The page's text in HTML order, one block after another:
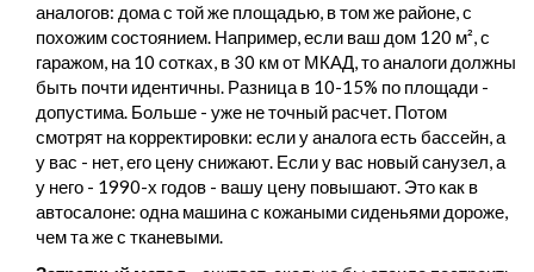
аналогов: дома с той же площадью, в том же районе, с
похожим состоянием. Например, если ваш дом 120 м², с
гаражом, на 10 сотках, в 30 км от МКАД, то аналоги должны
быть почти идентичны. Разница в 10-15% по площади -
допустима. Больше - уже не точный расчет. Потом
смотрят на корректировки: если у аналога есть бассейн, а
у вас - нет, его цену снижают. Если у вас новый санузел, а
у него - 1990-х годов - вашу цену повышают. Это как в
автосалоне: одна машина с кожаными сиденьями дороже,
чем та же с тканевыми.